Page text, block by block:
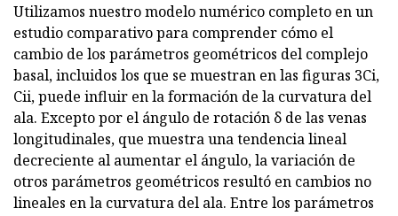
Utilizamos nuestro modelo numérico completo en un
estudio comparativo para comprender cómo el
cambio de los parámetros geométricos del complejo
basal, incluidos los que se muestran en las figuras 3Ci,
Cii, puede influir en la formación de la curvatura del
ala. Excepto por el ángulo de rotación δ de las venas
longitudinales, que muestra una tendencia lineal
decreciente al aumentar el ángulo, la variación de
otros parámetros geométricos resultó en cambios no
lineales en la curvatura del ala. Entre los parámetros